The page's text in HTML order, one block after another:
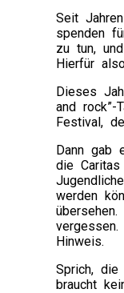
Read
the
folk
and
support
The
action
reported
out
their
form
regarding
the
user
staff
odds
Seit
spenden
zu tun,
Hierfür
Dieses
and
Festival,
Dann gab
die
werden
Hinweis.
Sprich, die
braucht